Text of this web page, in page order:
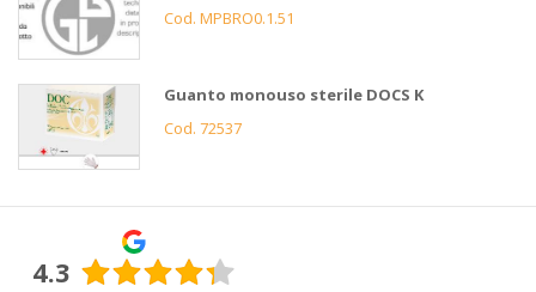
Cod. MPBRO0.1.51
Guanto monouso sterile DOCS K
Cod. 72537
4.3